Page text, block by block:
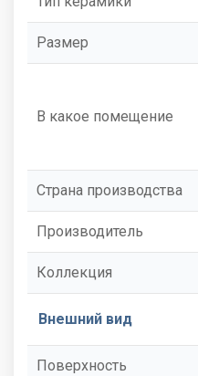
Размер
В какое помещение
Страна производства
Производитель
Коллекция
Внешний вид
Поверхность